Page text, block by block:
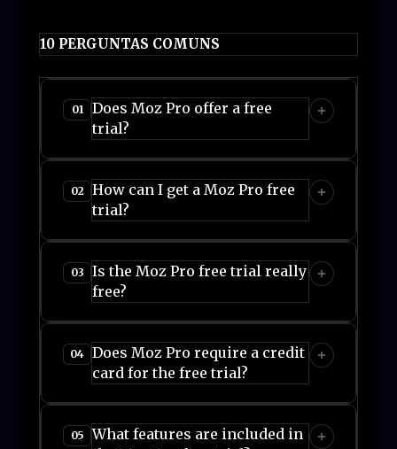
10 PERGUNTAS COMUNS
01
Does Moz Pro offer a free
trial?
02
How can I get a Moz Pro free
trial?
03
Is the Moz Pro free trial really
free?
04 Does Moz Pro require a credit
card for the free trial?
05
What features are included in